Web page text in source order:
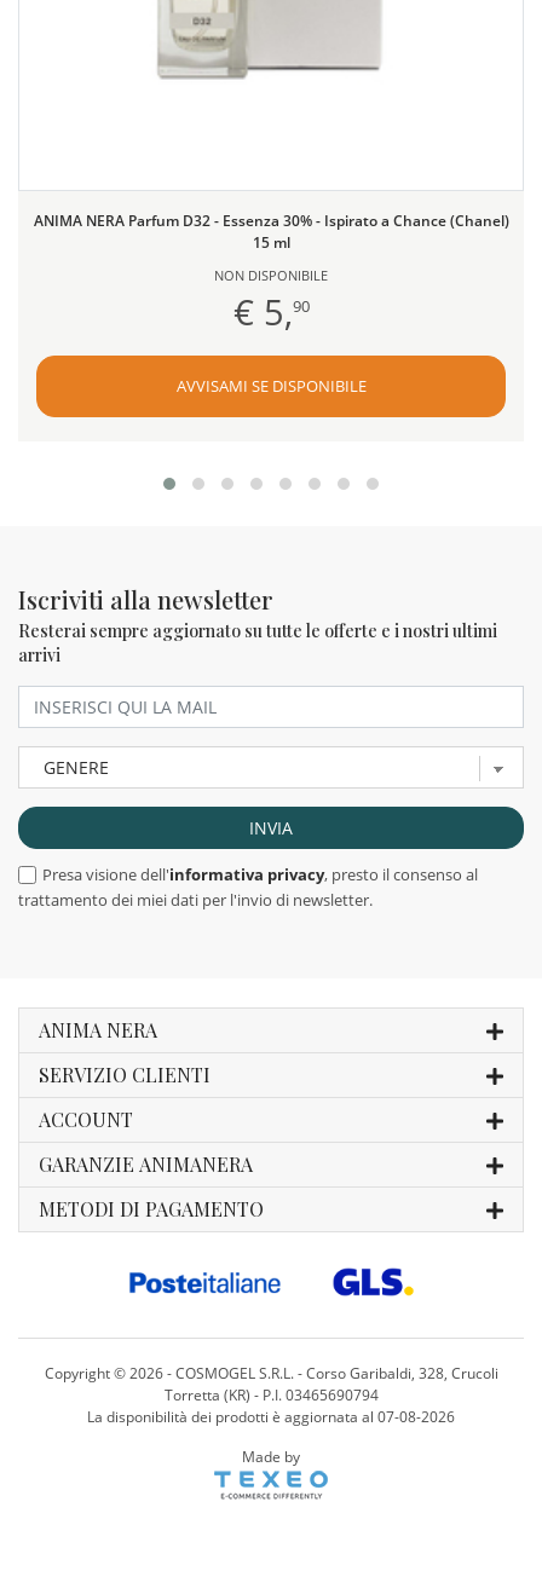
ANIMA NERA Parfum D32 - Essenza 30% - Ispirato a Chance (Chanel)
15 ml
NON DISPONIBILE
€ 5,90
AVVISAMI SE DISPONIBILE
Iscriviti alla newsletter
Resterai sempre aggiornato su tutte le offerte e i nostri ultimi
arrivi
Presa visione dell'informativa privacy, presto il consenso al
trattamento dei miei dati per l'invio di newsletter.
ANIMA NERA
SERVIZIO CLIENTI
ACCOUNT
GARANZIE ANIMANERA
METODI DI PAGAMENTO
Copyright ©2026 - COSMOGEL S.R.L. - Corso Garibaldi, 328, Crucoli
Torretta (KR) - P.I. 03465690794
La disponibilità dei prodotti è aggiornata al 07-08-2026
Made by